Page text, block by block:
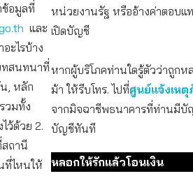
ข้อมูลที่
และ
ะไรบ้าง
ทสนทนาที่
, หลัก
วมทั้ง
ว้ด้วย 2.
ถานี
ที่ไหนให้
หน่วยงานรัฐ หรืออ้างค่าตอบแ
เปิดบัญชี
หากผู้บริโภคท่านใดรู้ตัวว่าถูกห
ม้า ให้รีบโทร. ไปที่ศูนย์แจ้งเหตุ
จากมิจฉาชีพธนาคารที่ท่านมีบั
บัญชีทันที
หลอกให้รักแล้วโอนเงิน